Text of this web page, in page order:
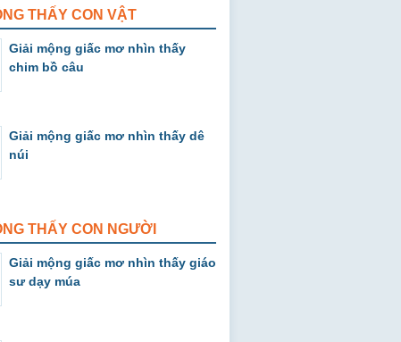
THẤY CON VẬT
Giải mộng giấc mơ nhìn thấy
chim bồ câu
Giải mộng giấc mơ nhìn thấy dê
núi
THẤY CON NGƯỜI
Giải mộng giấc mơ nhìn thấy giáo
sư dạy múa